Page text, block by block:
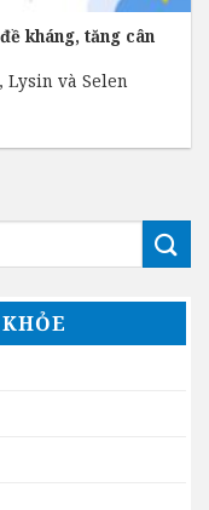
kháng, tăng cân
Lysin và Selen